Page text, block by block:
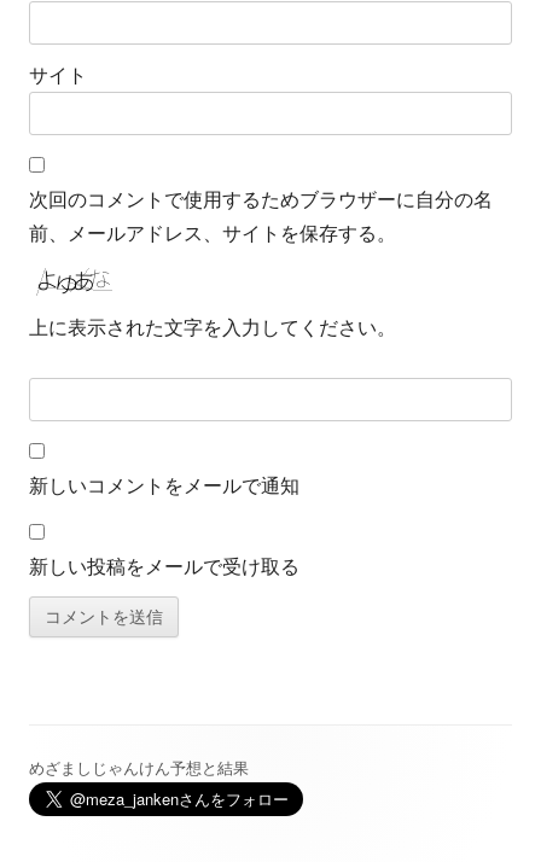
サイト
次回のコメントで使用するためブラウザーに自分の名
前、メールアドレス、サイトを保存する。
上に表示された文字を入力してください。
新しいコメントをメールで通知
新しい投稿をメールで受け取る
メ
めざましじゃんけん予想と結果